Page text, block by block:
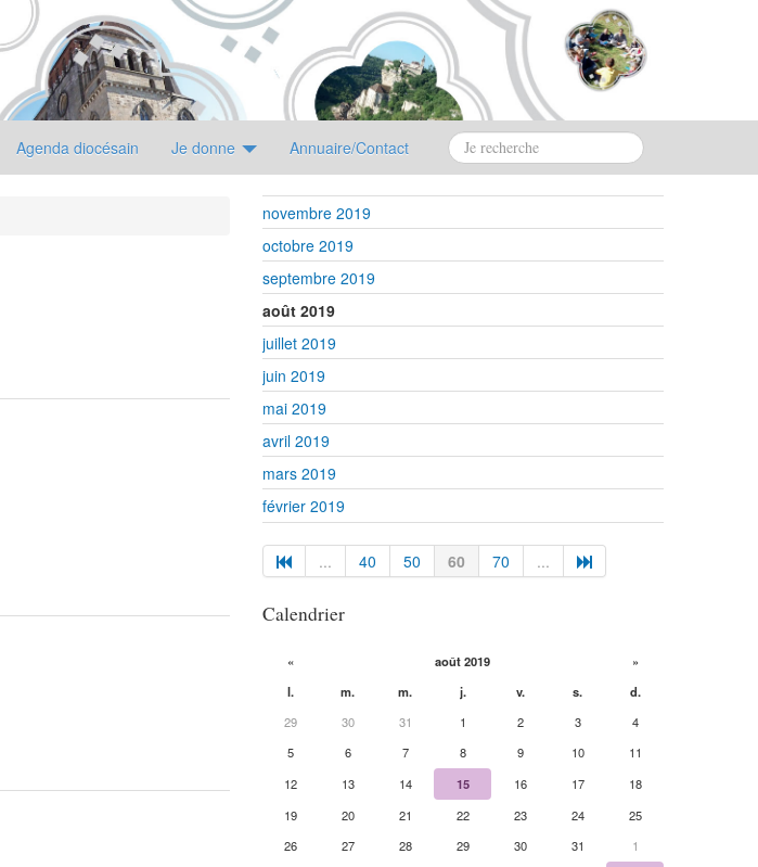
Agenda diocésain Je donne Annuaire/Contact
novembre 2019
octobre 2019
septembre 2019
août 2019
juillet 2019
juin 2019
mai 2019
avril 2019
mars 2019
février 2019
... 40 50 60 70 ...
Calendrier
« août 2019
»
l.
m. m. j. v. s.
d.
29
30 31 1 2 3
4
5
6 7 8 9 10
11
12
13 14 15 16 17
18
19
20 21 22 23 24
25
26
27 28 29 30 31
1